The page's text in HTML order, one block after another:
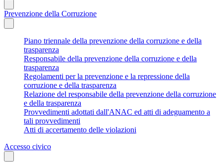
Prevenzione della Corruzione
Piano triennale della prevenzione della corruzione e della
trasparenza
Responsabile della prevenzione della corruzione e della
trasparenza
Regolamenti per la prevenzione e la repressione della
corruzione e della trasparenza
Relazione del responsabile della prevenzione della corruzione
e della trasparenza
Provvedimenti adottati dall'ANAC ed atti di adeguamento a
tali provvedimenti
Atti di accertamento delle violazioni
Accesso civico